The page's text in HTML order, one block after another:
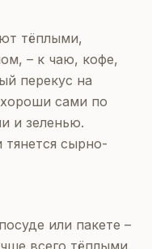
тёплыми,
– к чаю, кофе,
перекус на
сами по
и зеленью.
тянется сырно-
или пакете –